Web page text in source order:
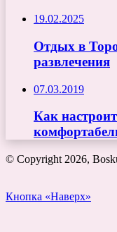
19.02.2025
Отдых в
развлечения
07.03.2019
Как
© Copyright 2026,
Кнопка «Наверх»